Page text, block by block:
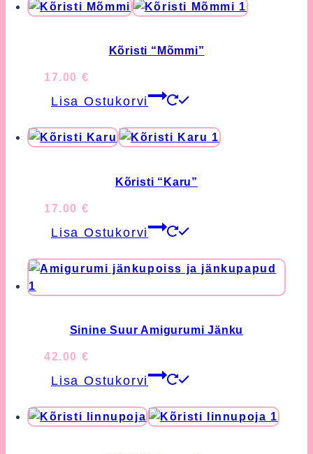
Kõristi “Mõmmi”
17.00 €
Lisa Ostukorvi
Kõristi “Karu”
17.00 €
Lisa Ostukorvi
Sinine Suur Amigurumi Jänku
42.00 €
Lisa Ostukorvi